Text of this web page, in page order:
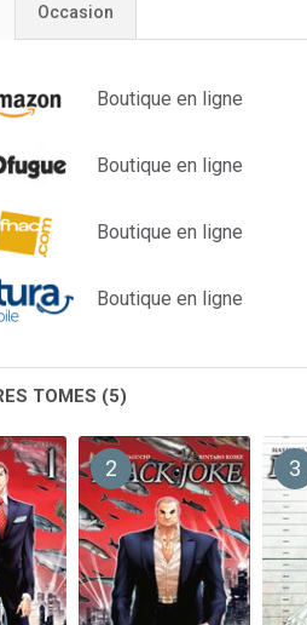
Occasion
Boutique en ligne
Boutique en ligne
Boutique en ligne
Boutique en ligne
TOMES (5)
2 3